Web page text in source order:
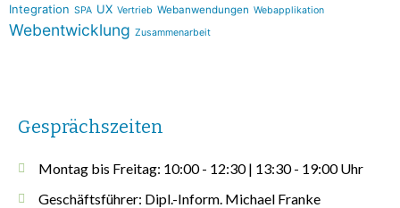
Integration SPA UX Vertrieb Webanwendungen Webapplikation
Webentwicklung Zusammenarbeit
Gesprächszeiten
Montag bis Freitag: 10:00 - 12:30 | 13:30 - 19:00 Uhr
Geschäftsführer: Dipl.-Inform. Michael Franke